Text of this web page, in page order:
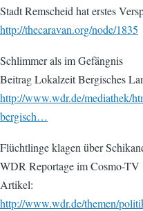
Stadt Remscheid hat erstes
http://thecaravan.org/node/1835
Schlimmer als im Gefängnis
Beitrag Lokalzeit Bergisches
http://www.wdr.de/mediathek/
bergisch…
Flüchtlinge klagen über
WDR Reportage im Cosmo-TV
Artikel:
http://www.wdr.de/themen/